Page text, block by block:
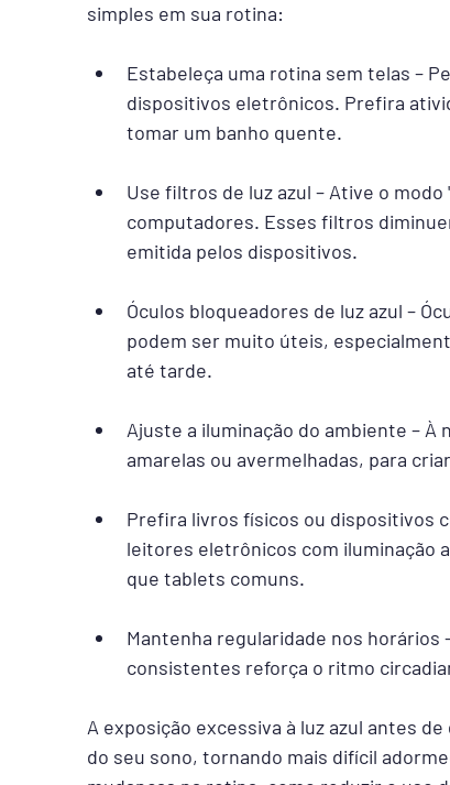
simples em sua rotina:
Estabeleça uma rotina sem telas –
dispositivos eletrônicos. Prefira
tomar um banho quente.
Use filtros de luz azul – Ative o
computadores. Esses filtros
emitida pelos dispositivos.
Óculos bloqueadores de luz azul –
podem ser muito úteis,
até tarde.
Ajuste a iluminação do ambiente –
amarelas ou avermelhadas, para
Prefira livros físicos ou dispositivos
leitores eletrônicos com iluminação
que tablets comuns.
Mantenha regularidade nos horários
consistentes reforça o ritmo
A exposição excessiva à luz azul antes
do seu sono, tornando mais difícil